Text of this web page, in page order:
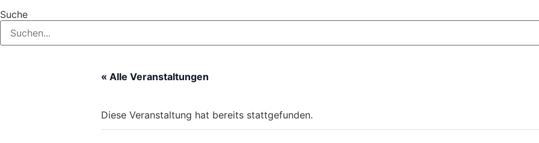
Suche
« Alle Veranstaltungen
Diese Veranstaltung hat bereits stattgefunden.